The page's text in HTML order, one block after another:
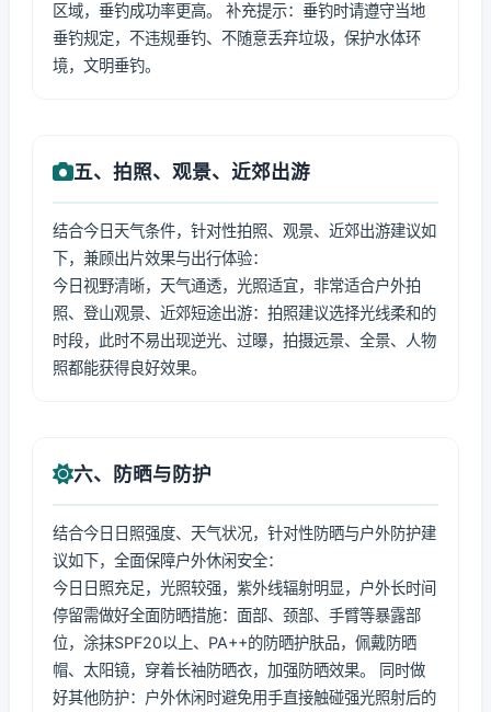
区域，垂钓成功率更高。 补充提示：垂钓时请遵守当地
垂钓规定，不违规垂钓、不随意丢弃垃圾，保护水体环
境，文明垂钓。
五、拍照、观景、近郊出游
结合今日天气条件，针对性拍照、观景、近郊出游建议如
下，兼顾出片效果与出行体验：
今日视野清晰，天气通透，光照适宜，非常适合户外拍
照、登山观景、近郊短途出游：拍照建议选择光线柔和的
时段，此时不易出现逆光、过曝，拍摄远景、全景、人物
照都能获得良好效果。
六、防晒与防护
结合今日日照强度、天气状况，针对性防晒与户外防护建
议如下，全面保障户外休闲安全：
今日日照充足，光照较强，紫外线辐射明显，户外长时间
停留需做好全面防晒措施：面部、颈部、手臂等暴露部
位，涂抹SPF20以上、PA++的防晒护肤品，佩戴防晒
帽、太阳镜，穿着长袖防晒衣，加强防晒效果。 同时做
好其他防护：户外休闲时避免用手直接触碰强光照射后的